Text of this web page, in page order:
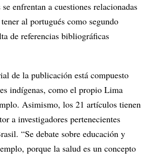
enfrentan a cuestiones relacionadas
al portugués como segundo
de referencias bibliográficas
de la publicación está compuesto
indígenas, como el propio Lima
Asimismo, los 21 artículos tienen
a investigadores pertenecientes
“Se debate sobre educación y
porque la salud es un concepto